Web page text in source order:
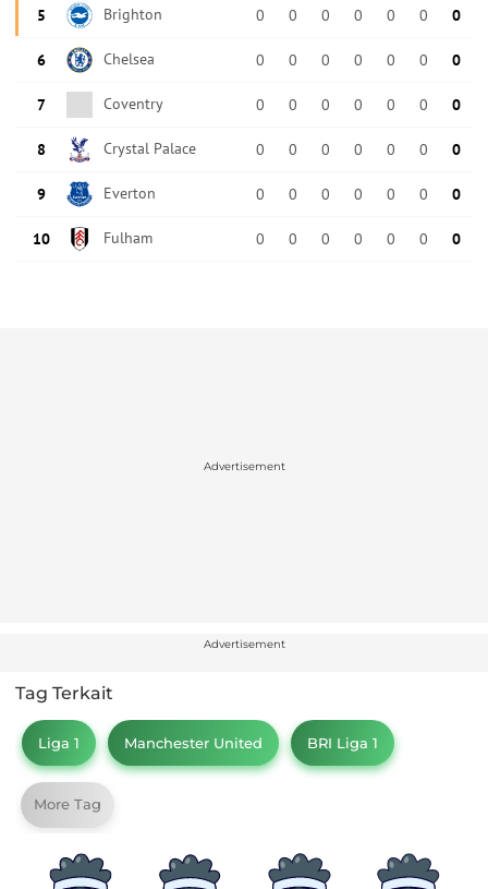
Advertisement
Advertisement
Tag Terkait
Liga 1 Manchester United BRI Liga 1
More Tag